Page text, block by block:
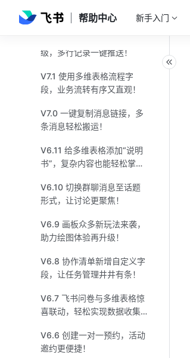
帮助中心 新手入门
提升有妙计！
级，多行记录一键推送！
V7.1 使用多维表格流程字
段，业务流转有序又直观！
V7.0 一键复制消息链接，多
条消息轻松搬运！
V6.11 给多维表格添加“说明
书”，复杂内容也能轻松掌
V6.10 切换群聊消息至话题
形式，让讨论更聚焦！
V6.9 画板众多新玩法来袭，
助力绘图体验再升级！
V6.8 协作清单新增自定义字
段，让任务管理井井有条！
V6.7 飞书问卷与多维表格惊
喜联动，轻松实现数据收集
V6.6 创建一对一预约，活动
邀约更便捷！